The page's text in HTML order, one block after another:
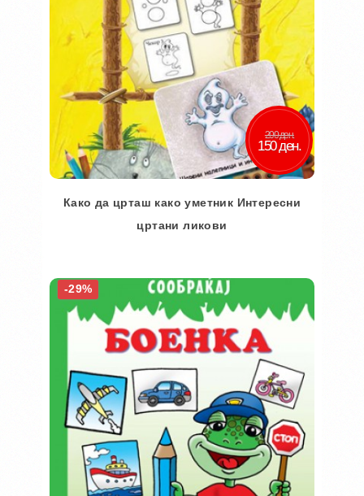
200 ден.
150 ден.
Како да црташ како уметник Интересни
цртани ликови
Во кошничка
Додај во желби
Додај за споредба
-29%